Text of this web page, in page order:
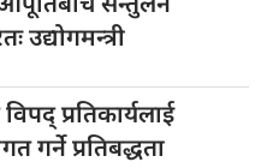
सन्तुलन
उद्योगमन्त्री
विपद् प्रतिकार्यलाई
गर्ने प्रतिबद्धता